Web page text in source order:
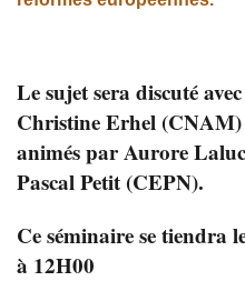
Le sujet sera discuté
Christine Erhel (CNAM)
animés par Aurore
Pascal Petit (CEPN).
Ce séminaire se tiendra
à 12H00